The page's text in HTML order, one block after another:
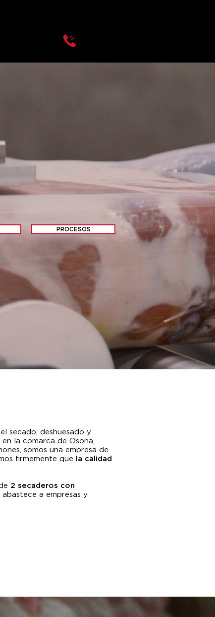
PROCESOS
secado, deshuesado y
la comarca de Osona,
somos una empresa de
firmemente que
la calidad
2 secaderos con
abastece a empresas y